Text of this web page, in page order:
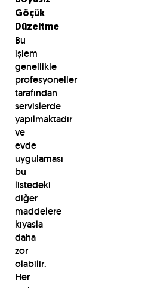
Göçük
Düzeltme
Bu
işlem
genellikle
profesyoneller
tarafından
servislerde
yapılmaktadır
ve
evde
uygulaması
bu
listedeki
diğer
maddelere
kıyasla
daha
zor
olabilir.
Her